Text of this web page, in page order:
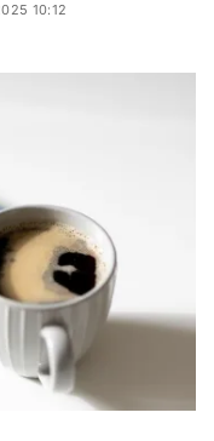
10:12